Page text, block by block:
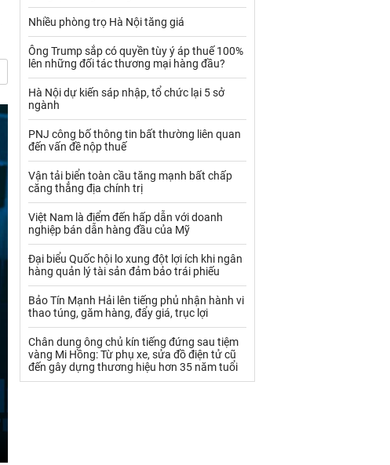
Kim loại khác Mắc ca
Muối Ngũ cốc
Nhựa - Hạt nhựa
Palladium Phân bón
Sữa
Than Thức ăn chăn nuôi
Thủy hải sản khác Tôm
Vàng
VLXD khác Xăng dầu
Xi măng - Clynker
Nhiều phòng trọ Hà Nội tăng giá
Ông Trump sắp có quyền tùy ý áp thuế 100%
lên những đối tác thương mại hàng đầu?
Hà Nội dự kiến sáp nhập, tổ chức lại 5 sở
ngành
PNJ công bố thông tin bất thường liên quan
đến vấn đề nộp thuế
Vận tải biển toàn cầu tăng mạnh bất chấp
căng thẳng địa chính trị
Việt Nam là điểm đến hấp dẫn với doanh
nghiệp bán dẫn hàng đầu của Mỹ
Đại biểu Quốc hội lo xung đột lợi ích khi ngân
hàng quản lý tài sản đảm bảo trái phiếu
Bảo Tín Mạnh Hải lên tiếng phủ nhận hành vi
thao túng, găm hàng, đẩy giá, trục lợi
Chân dung ông chủ kín tiếng đứng sau tiệm
vàng Mi Hồng: Từ phụ xe, sửa đồ điện tử cũ
đến gây dựng thương hiệu hơn 35 năm tuổi